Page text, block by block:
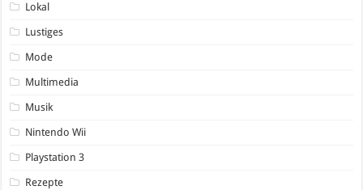
Lokal
Lustiges
Mode
Multimedia
Musik
Nintendo Wii
Playstation 3
Rezepte